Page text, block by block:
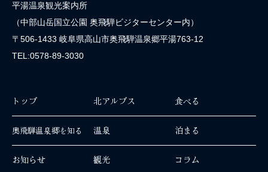
平湯温泉観光案内所
（中部山岳国立公園 奥飛騨ビジターセンター内）
〒506-1433 岐阜県高山市奥飛騨温泉郷平湯763-12
TEL:0578-89-3030
トップ
奥飛騨温泉郷を知る
お知らせ
北アルプス
温泉
観光
食べる
泊まる
コラム